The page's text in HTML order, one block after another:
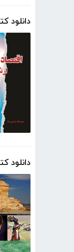
دانلود
دانلود